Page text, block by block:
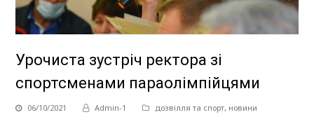
Урочиста зустріч ректора зі
спортсменами параолімпійцями
06/10/2021 Admin-1 дозвілля та спорт, новини